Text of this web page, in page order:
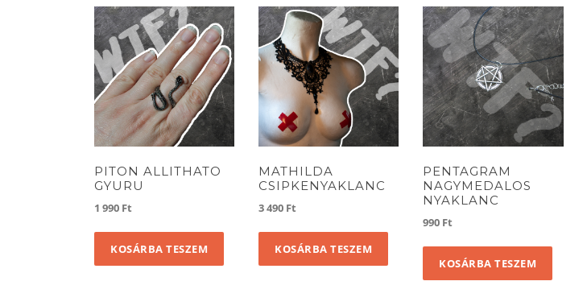
PITON ALLITHATO
GYURU
1 990 Ft
KOSÁRBA TESZEM
MATHILDA
CSIPKENYAKLANC
3 490 Ft
KOSÁRBA TESZEM
PENTAGRAM
NAGYMEDALOS
NYAKLANC
990 Ft
KOSÁRBA TESZEM